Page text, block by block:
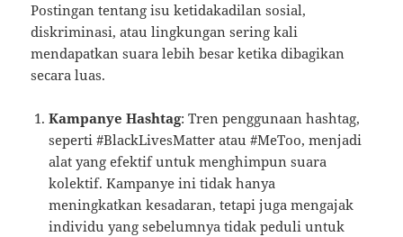
Postingan tentang isu ketidakadilan sosial,
diskriminasi, atau lingkungan sering kali
mendapatkan suara lebih besar ketika dibagikan
secara luas.
Kampanye Hashtag: Tren penggunaan hashtag,
seperti #BlackLivesMatter atau #MeToo, menjadi
alat yang efektif untuk menghimpun suara
kolektif. Kampanye ini tidak hanya
meningkatkan kesadaran, tetapi juga mengajak
individu yang sebelumnya tidak peduli untuk